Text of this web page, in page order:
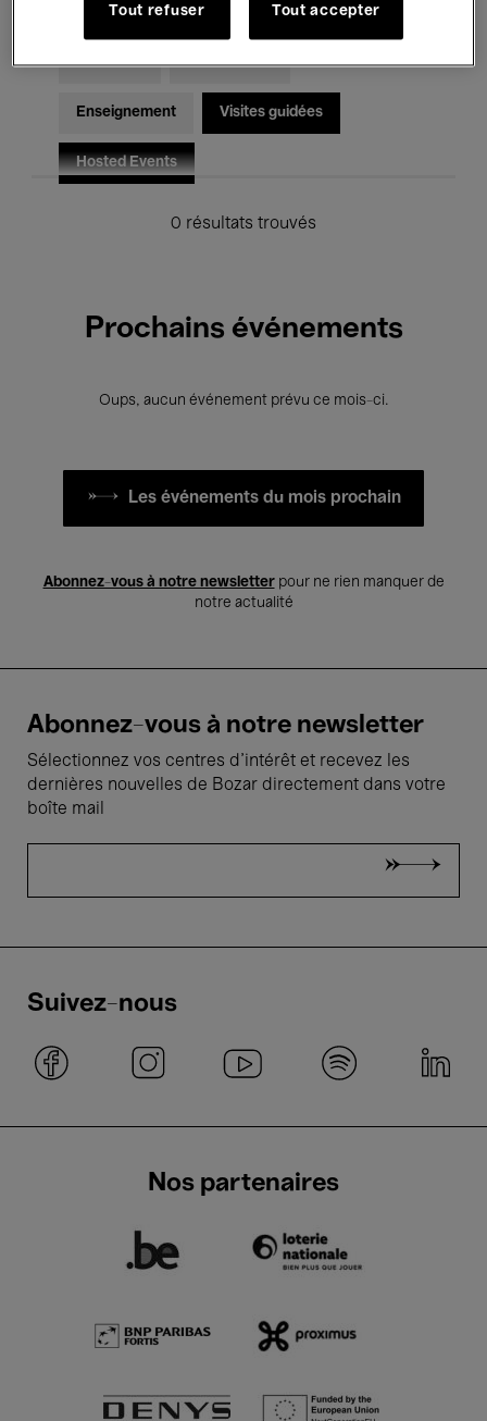
Pour tous Kids’ Palace
Enseignement Visites guidées
Hosted Events
0 résultats trouvés
Prochains événements
Oups, aucun événement prévu ce mois-ci.
Les événements du mois prochain
Abonnez-vous à notre newsletterpour ne rien manquer de
notre actualité
Abonnez-vous à notre newsletter
Sélectionnez vos centres d'intérêt et recevez les
dernières nouvelles de Bozar directement dans votre
boîte mail
Suivez-nous
Nos partenaires
Tout refuser Tout accepter